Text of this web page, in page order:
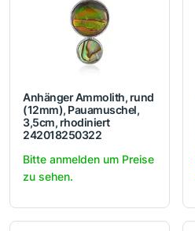
Anhänger Ammolith, rund
(12mm), Pauamuschel,
3,5cm, rhodiniert
242018250322
Bitte anmelden um Preise
zu sehen.